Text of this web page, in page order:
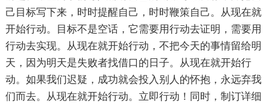
己目标写下来，时时提醒自己，时时鞭策自己。从现在就
开始行动。目标不是空话，它需要用行动去证明，需要用
行动去实现。从现在就开始行动，不把今天的事情留给明
天，因为明天是失败者找借口的日子。从现在就开始行
动。如果我们迟疑，成功就会投入别人的怀抱，永远弃我
们而去。从现在就开始行动。立即行动！同时，制订详细